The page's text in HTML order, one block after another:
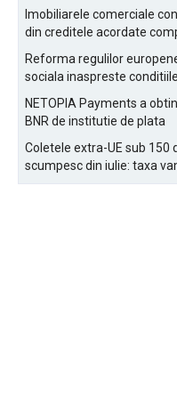
Imobiliarele comerciale
din creditele acordate
Reforma regulilor
sociala inaspreste
NETOPIA Payments a
BNR de institutie de plata
Coletele extra-UE sub 150
scumpesc din iulie: taxa
pe articol, adaugata la